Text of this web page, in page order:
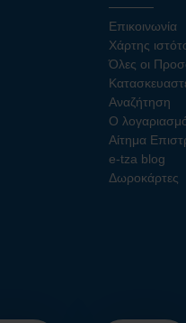
Επικοινωνία
Χάρτης
Όλες οι
Αναζήτηση
Ο
Αίτημα
e-tza blog
Δωροκάρτες